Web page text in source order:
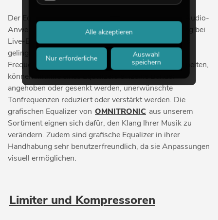
Der Equalizer ist ein unverzichtbares Werkzeug bei Audio-
Anwendungen und finden beispielsweise Anwendung bei
Live-Events oder auch in Hi-Fi-Systemen. Damit dies
gelingt, teilt ein Equalizer ein Signal in verschiedene
Frequenzbereiche auf. Um eine Audio-Datei zu bearbeiten,
können mithilfe eines Equalizers einzelne Bänder
angehoben oder gesenkt werden, unerwünschte
Tonfrequenzen reduziert oder verstärkt werden. Die
grafischen Equalizer von OMNITRONIC aus unserem
Sortiment eignen sich dafür, den Klang Ihrer Musik zu
verändern. Zudem sind grafische Equalizer in ihrer
Handhabung sehr benutzerfreundlich, da sie Anpassungen
visuell ermöglichen.
Limiter und Kompressoren
Nur erforderliche
Auswahl
speichern
Alle akzeptieren